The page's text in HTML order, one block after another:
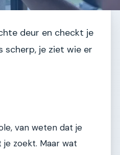
deur en checkt je
scherp, je ziet wie er
van weten dat je
je zoekt. Maar wat